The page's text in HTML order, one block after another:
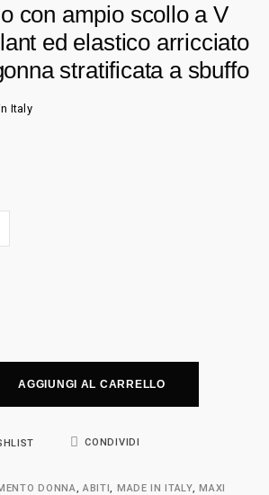
con ampio scollo a V
ed elastico arricciato
stratificata a sbuffo
Italy
AGGIUNGI AL CARRELLO
CONDIVIDI
DONNA, ABITI, MADE IN ITALY,MAXI